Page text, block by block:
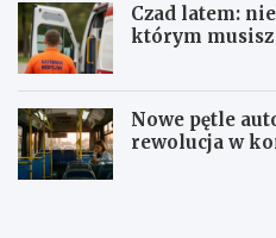
Czad latem:
którym musisz
Nowe pętle
rewolucja w
O
N